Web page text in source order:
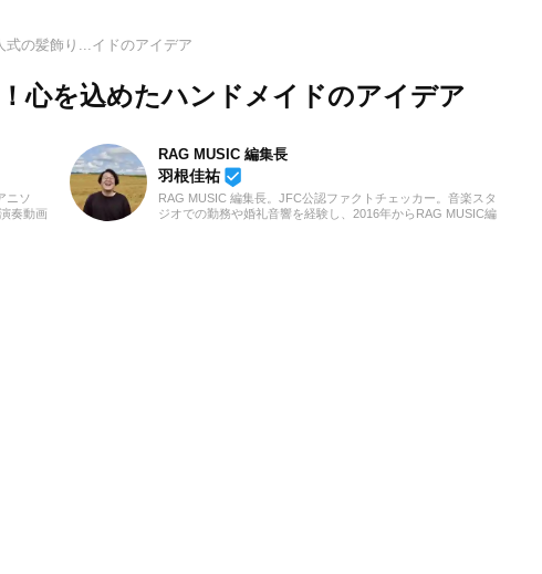
式の髪飾り...イドのアイデア
心を込めたハンドメイドのアイデア
ニソ
奏動画
RAG MUSIC 編集長
羽根佳祐 beenhere
RAG MUSIC 編集長。JFC公認ファクトチェッカー。音楽スタ
ジオでの勤務や婚礼音響を経験し、2016年からRAG MUSIC編